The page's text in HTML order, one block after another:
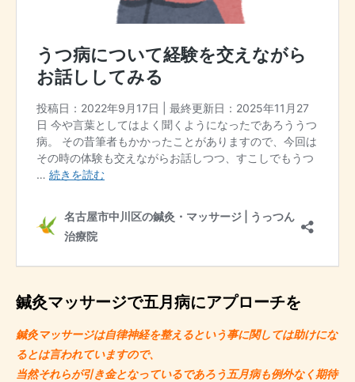
鍼灸マッサージで五月病にアプローチを
鍼灸マッサージは自律神経を整えるという事に関しては助けにな
るとは言われていますので、
当然それらが引き金となっているであろう五月病も例外なく期待